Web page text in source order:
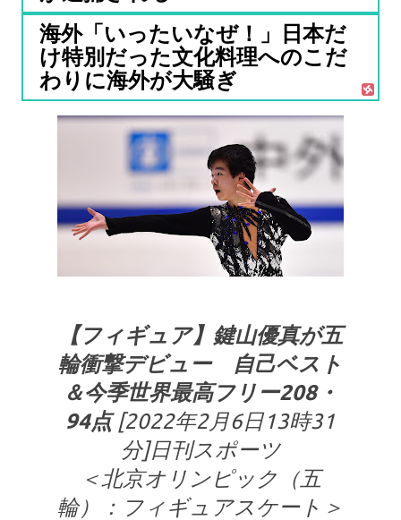
海外「いったいなぜ！」日本だ
け特別だった文化料理へのこだ
わりに海外が大騒ぎ
【フィギュア】鍵山優真が五
輪衝撃デビュー 自己ベスト
＆今季世界最高フリー208・
94点[2022年2月6日13時31
分]日刊スポーツ
＜北京オリンピック（五
輪）：フィギュアスケート＞